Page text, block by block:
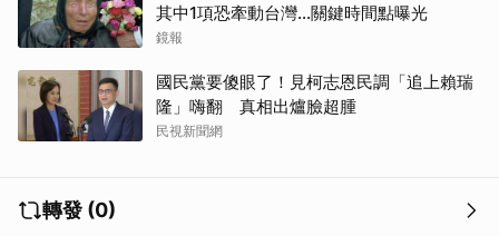
其中1項恐牽動台灣...關鍵時間點曝光
鏡報
國民黨要傻眼了！見柯志恩民調「追上賴瑞
隆」嗨翻 真相出爐臉超腫
民視新聞網
轉發 (0)